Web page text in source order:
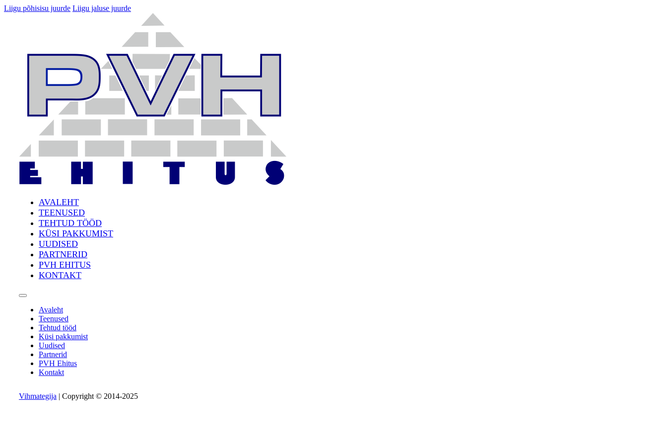
Liigu põhisisu juurde Liigu jaluse juurde
AVALEHT
TEENUSED
TEHTUD TÖÖD
KÜSI PAKKUMIST
UUDISED
PARTNERID
PVH EHITUS
KONTAKT
Avaleht
Teenused
Tehtud tööd
Küsi pakkumist
Uudised
Partnerid
PVH Ehitus
Kontakt
Vihmategija | Copyright © 2014-2025